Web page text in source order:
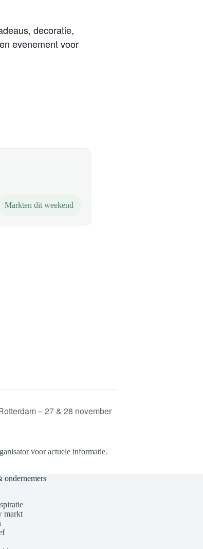
decoratie,
evenement voor
Markten dit weekend
– 27 & 28 november
voor actuele informatie.
ondernemers
markt